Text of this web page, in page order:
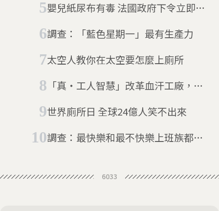
嬰兒紙尿布有毒 法國政府下令立即改
調查：「藍色星期一」最有生產力
太空人教你在太空要怎麼上廁所
「真・工人智慧」改革血汗工廠，印
世界廁所日 全球24億人笑不出來
調查：最快樂和最不快樂上班族都在
6033